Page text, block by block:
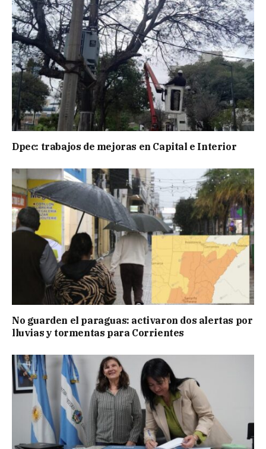
Dpec: trabajos de mejoras en Capital e Interior
No guarden el paraguas: activaron dos alertas por
lluvias y tormentas para Corrientes